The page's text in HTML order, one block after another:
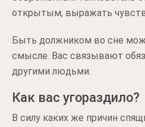
открытым, выражать
Быть должником во сне
смысле. Вас связывают
другими людьми.
Как вас угораздило?
В силу каких же причин